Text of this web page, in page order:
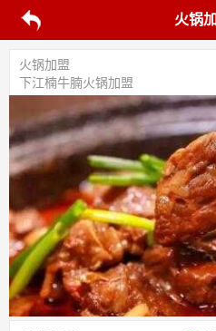
火锅
火锅加盟
下江楠牛腩火锅加盟